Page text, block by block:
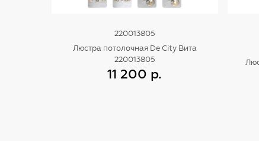
220013805
Люстра потолочная De City Вита
220013805
11 200 р.